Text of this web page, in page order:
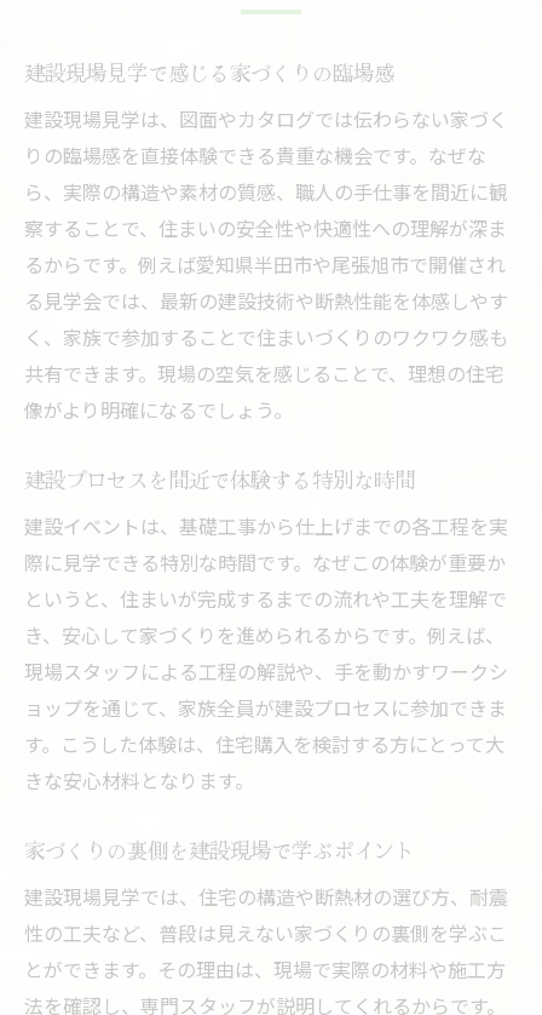
建設現場見学で感じる家づくりの臨場感
建設現場見学は、図面やカタログでは伝わらない家づく
りの臨場感を直接体験できる貴重な機会です。なぜな
ら、実際の構造や素材の質感、職人の手仕事を間近に観
察することで、住まいの安全性や快適性への理解が深ま
るからです。例えば愛知県半田市や尾張旭市で開催され
る見学会では、最新の建設技術や断熱性能を体感しやす
く、家族で参加することで住まいづくりのワクワク感も
共有できます。現場の空気を感じることで、理想の住宅
像がより明確になるでしょう。
建設プロセスを間近で体験する特別な時間
建設イベントは、基礎工事から仕上げまでの各工程を実
際に見学できる特別な時間です。なぜこの体験が重要か
というと、住まいが完成するまでの流れや工夫を理解で
き、安心して家づくりを進められるからです。例えば、
現場スタッフによる工程の解説や、手を動かすワークシ
ョップを通じて、家族全員が建設プロセスに参加できま
す。こうした体験は、住宅購入を検討する方にとって大
きな安心材料となります。
家づくりの裏側を建設現場で学ぶポイント
建設現場見学では、住宅の構造や断熱材の選び方、耐震
性の工夫など、普段は見えない家づくりの裏側を学ぶこ
とができます。その理由は、現場で実際の材料や施工方
法を確認し、専門スタッフが説明してくれるからです。